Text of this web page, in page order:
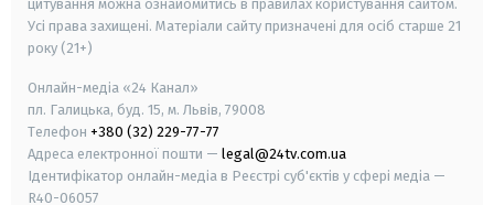
цитування можна ознайомитись в правилах користування сайтом.
Усі права захищені. Матеріали сайту призначені для осіб старше 21
року (21+)
Онлайн-медіа «24 Канал»
пл. Галицька, буд. 15, м. Львів, 79008
Телефон +380 (32) 229-77-77
Адреса електронної пошти — legal@24tv.com.ua
Ідентифікатор онлайн-медіа в Реєстрі суб'єктів у сфері медіа —
R40-06057